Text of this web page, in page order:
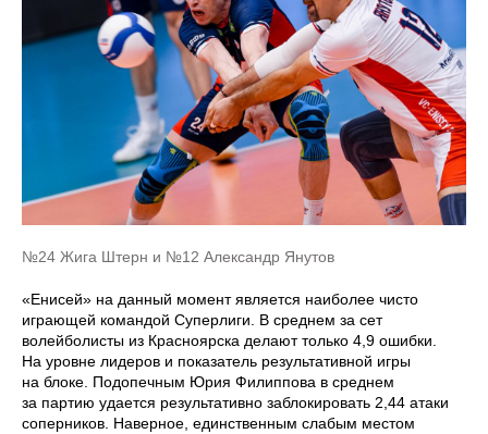
№24 Жига Штерн и №12 Александр Янутов
«Енисей» на данный момент является наиболее чисто
играющей командой Суперлиги. В среднем за сет
волейболисты из Красноярска делают только 4,9 ошибки.
На уровне лидеров и показатель результативной игры
на блоке. Подопечным Юрия Филиппова в среднем
за партию удается результативно заблокировать 2,44 атаки
соперников. Наверное, единственным слабым местом